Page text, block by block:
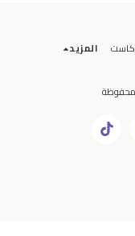
المزيد